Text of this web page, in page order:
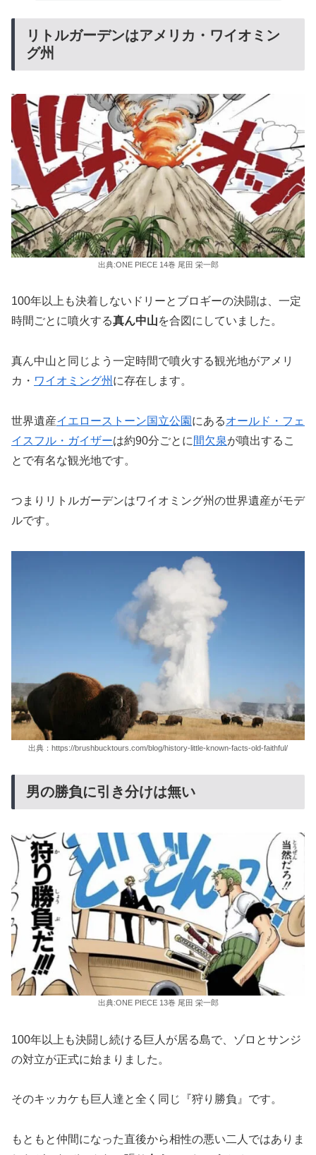
リトルガーデンはアメリカ・ワイオミン
グ州
出典:ONE PIECE 14巻 尾田 栄一郎
100年以上も決着しないドリーとブロギーの決闘は、一定
時間ごとに噴火する真ん中山を合図にしていました。
真ん中山と同じよう一定時間で噴火する観光地がアメリ
カ・ ワイオミング州 に存在します。
世界遺産イエローストーン国立公園 にあるオールド・フェ
イスフル・ガイザーは約90分ごとに 間欠泉が噴出するこ
とで有名な観光地です。
つまりリトルガーデンはワイオミング州の世界遺産がモデ
ルです。
出典：https://brushbucktours.com/blog/history-little-known-facts-old-faithful/
男の勝負に引き分けは無い
出典:ONE PIECE 13巻 尾田 栄一郎
100年以上も決闘し続ける巨人が居る島で、ゾロとサンジ
の対立が正式に始まりました。
そのキッカケも巨人達と全く同じ『狩り勝負』です。
もともと仲間になった直後から相性の悪い二人ではありま